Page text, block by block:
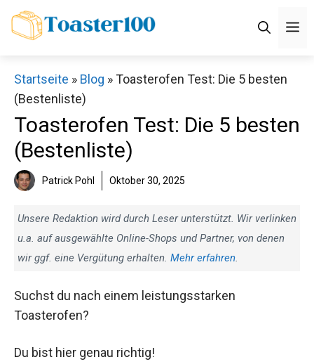
Zum
Inhalt
Startseite » Blog »Toasterofen Test: Die 5 besten
(Bestenliste)
Toasterofen Test: Die 5 besten
(Bestenliste)
Patrick Pohl Oktober 30, 2025
Unsere Redaktion wird durch Leser unterstützt. Wir verlinken
u.a. auf ausgewählte Online-Shops und Partner, von denen
wir ggf. eine Vergütung erhalten. Mehr erfahren.
Suchst du nach einem leistungsstarken
Toasterofen?
Du bist hier genau richtig!